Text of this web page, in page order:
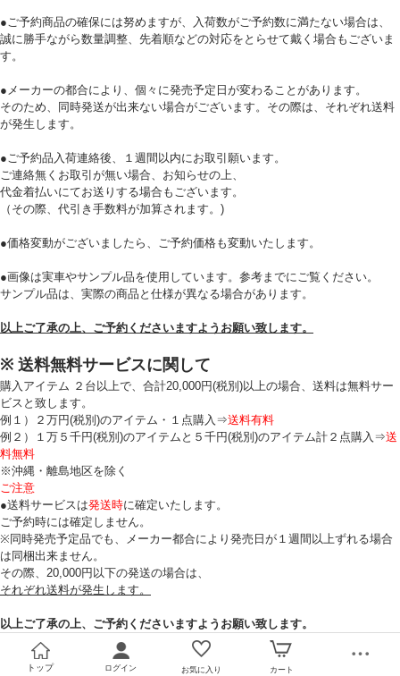
●ご予約商品の確保には努めますが、入荷数がご予約数に満たない場合は、
誠に勝手ながら数量調整、先着順などの対応をとらせて戴く場合もございま
す。
●メーカーの都合により、個々に発売予定日が変わることがあります。
そのため、同時発送が出来ない場合がございます。その際は、それぞれ送料
が発生します。
●ご予約品入荷連絡後、１週間以内にお取引願います。
ご連絡無くお取引が無い場合、お知らせの上、
代金着払いにてお送りする場合もございます。
（その際、代引き手数料が加算されます。)
●価格変動がございましたら、ご予約価格も変動いたします。
●画像は実車やサンプル品を使用しています。参考までにご覧ください。
サンプル品は、実際の商品と仕様が異なる場合があります。
以上ご了承の上、ご予約くださいますようお願い致します。
※ 送料無料サービスに関して
購入アイテム ２台以上で、合計20,000円(税別)以上の場合、送料は無料サー
ビスと致します。
例１）２万円(税別)のアイテム・１点購入⇒送料有料
例２）１万５千円(税別)のアイテムと５千円(税別)のアイテム計２点購入⇒送
料無料
※沖縄・離島地区を除く
ご注意
●送料サービスは発送時に確定いたします。
ご予約時には確定しません。
※同時発売予定品でも、メーカー都合により発売日が１週間以上ずれる場合
は同梱出来ません。
その際、20,000円以下の発送の場合は、
それぞれ送料が発生します。
以上ご了承の上、ご予約くださいますようお願い致します。
トップ ログイン お気に入り カート